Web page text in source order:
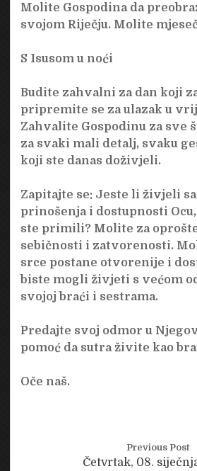
Molite Gospodina da
svojom Riječju. Molite
S Isusom u noći
Budite zahvalni za dan koji
pripremite se za ulazak u
Zahvalite Gospodinu za sve
za svaki mali detalj, svaku
koji ste danas doživjeli.
Zapitajte se: Jeste li živjeli
prinošenja i dostupnosti
ste primili? Molite za
sebičnosti i zatvorenosti.
srce postane otvorenije i
biste mogli živjeti s većom
svojoj braći i sestrama.
Predajte svoj odmor u
pomoć da sutra živite kao
Oče naš.
Previous Post
Četvrtak, 08.